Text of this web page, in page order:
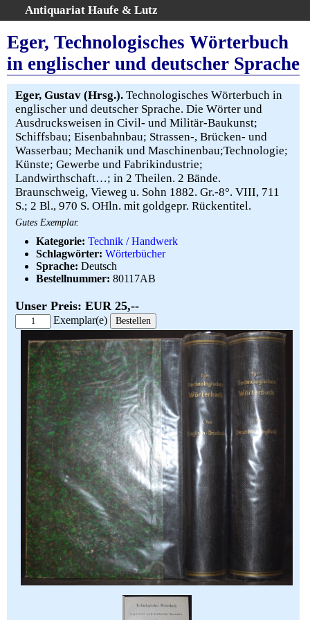
Antiquariat Haufe & Lutz
Home
Gesamtbestand
Erweiterte Suche
Kategorien
Schlagwörter
Warenkorb
AGB
Widerruf
Über uns
Aktuelle Kataloge
Kontakt
Ankauf
Eger, Technologisches Wörterbuch
in englischer und deutscher Sprache
Eger, Gustav (Hrsg.). Technologisches Wörterbuch in
englischer und deutscher Sprache. Die Wörter und
Ausdrucksweisen in Civil- und Militär-Baukunst;
Schiffsbau; Eisenbahnbau; Strassen-, Brücken- und
Wasserbau; Mechanik und Maschinenbau;Technologie;
Künste; Gewerbe und Fabrikindustrie;
Landwirthschaft…; in 2 Theilen. 2 Bände.
Braunschweig, Vieweg u. Sohn 1882. Gr.-8°. VIII, 711
S.; 2 Bl., 970 S. OHln. mit goldgepr. Rückentitel.
Gutes Exemplar.
Kategorie: Technik / Handwerk
Schlagwörter: Wörterbücher
Sprache: Deutsch
Bestellnummer: 80117AB
Unser Preis: EUR 25,--
Exemplar(e)